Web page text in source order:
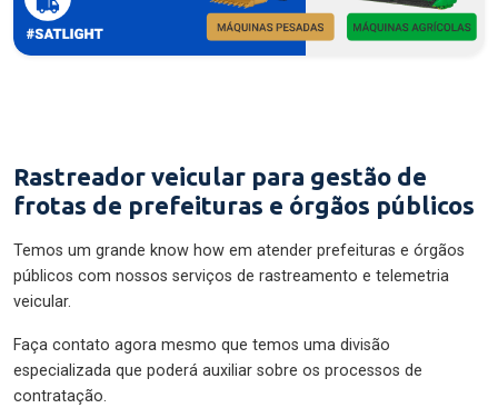
Rastreador veicular para gestão de
frotas de prefeituras e órgãos públicos
Temos um grande know how em atender prefeituras e órgãos
públicos com nossos serviços de rastreamento e telemetria
veicular.
Faça contato agora mesmo que temos uma divisão
especializada que poderá auxiliar sobre os processos de
contratação.